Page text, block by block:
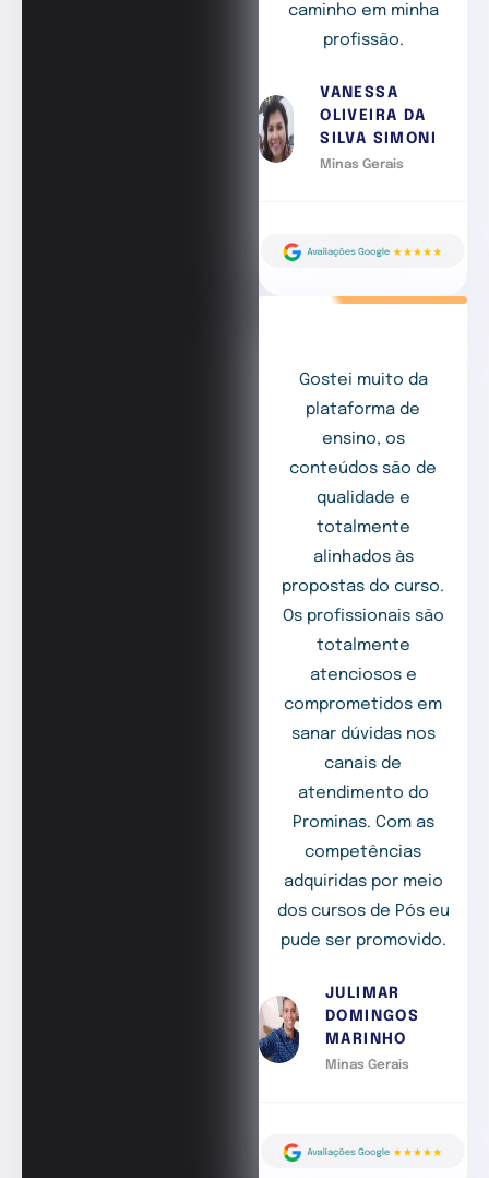
caminho em minha
profissão.
VANESSA
OLIVEIRA DA
SILVA SIMONI
Minas Gerais
Gostei muito da
plataforma de
ensino, os
conteúdos são de
qualidade e
totalmente
alinhados às
propostas do curso.
Os profissionais são
totalmente
atenciosos e
comprometidos em
sanar dúvidas nos
canais de
atendimento do
Prominas. Com as
competências
adquiridas por meio
dos cursos de Pós eu
pude ser promovido.
JULIMAR
DOMINGOS
MARINHO
Minas Gerais